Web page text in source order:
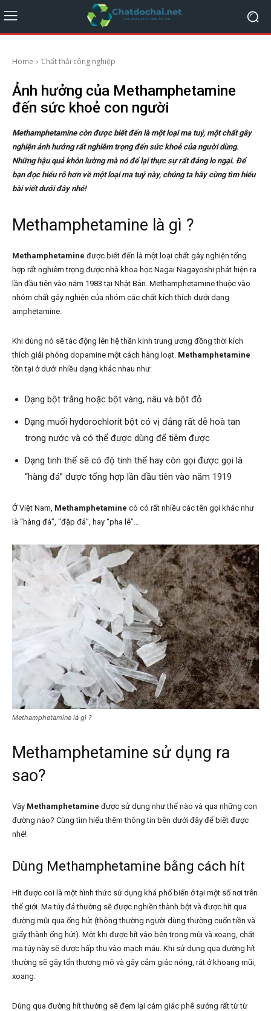
Home Chất thải công nghiệp
Ảnh hưởng của Methamphetamine
đến sức khoẻ con người
Methamphetamine còn được biết đến là một loại ma tuý, một chất gây
nghiện ảnh hưởng rất nghiêm trọng đến sức khoẻ của người dùng.
Những hậu quả khôn lường mà nó để lại thực sự rất đáng lo ngại. Để
bạn đọc hiểu rõ hơn về một loại ma tuý này, chúng ta hãy cùng tìm hiểu
bài viết dưới đây nhé!
Methamphetamine là gì ?
Methamphetamine được biết đến là một loại chất gây nghiện tổng
hợp rất nghiêm trọng được nhà khoa học Nagai Nagayoshi phát hiện ra
lần đầu tiên vào năm 1983 tại Nhật Bản. Methamphetamine thuộc vào
nhóm chất gây nghiện của nhóm các chất kích thích dưới dạng
amphetamine.
Khi dùng nó sẽ tác động lên hệ thần kinh trung ương đồng thời kích
thích giải phóng dopamine một cách hàng loạt. Methamphetamine
tồn tại ở dưới nhiều dạng khác nhau như:
Dạng bột trắng hoặc bột vàng, nâu và bột đỏ
Dạng muối hydorochlorit bột có vị đắng rất dễ hoà tan
trong nước và có thể được dùng để tiêm được
Dạng tinh thể sẽ có độ tinh thể hay còn gọi được gọi là
“hàng đá” được tổng hợp lần đầu tiên vào năm 1919
Ở Việt Nam, Methamphetamine có có rất nhiều các tên gọi khác như
là “hàng đá”, “đập đá”, hay “pha lê”…
Methamphetamine là gì ?
Methamphetamine sử dụng ra
sao?
Vậy Methamphetamine được sử dụng như thế nào và qua những con
đường nào? Cùng tìm hiểu thêm thông tin bên dưới đây để biết được
nhé!
Dùng Methamphetamine bằng cách hít
Hít được coi là một hình thức sử dụng khá phổ biến ở tại một số nơi trên
thế giới. Ma túy đá thường sẽ được nghiền thành bột và được hít qua
đường mũi qua ống hút (thông thường người dùng thường cuốn tiền và
giấy thành ống hút). Một khi được hít vào bên trong mũi và xoang, chất
ma túy này sẽ được hấp thu vào mạch máu. Khi sử dụng qua đường hít
thường sẽ gây tổn thương mô và gây cảm giác nóng, rát ở khoang mũi,
xoang.
Dùng qua đường hít thường sẽ đem lại cảm giác phê sướng rất từ từ